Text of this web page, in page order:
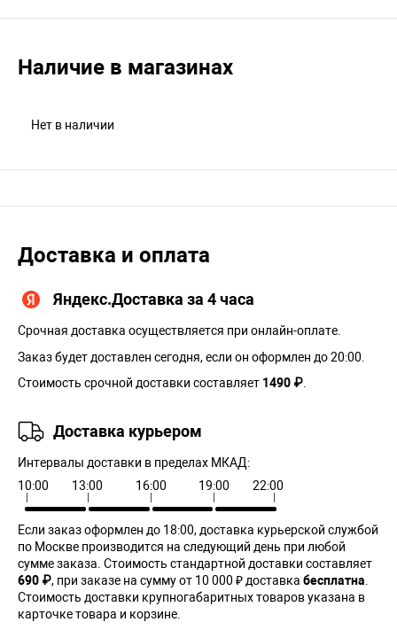
Наличие в магазинах
Нет в наличии
Доставка и оплата
Яндекс.Доставка за 4 часа
Срочная доставка осуществляется при онлайн-оплате.
Заказ будет доставлен сегодня, если он оформлен до 20:00.
Стоимость срочной доставки составляет 1490 ₽
Доставка курьером
Интервалы доставки в пределах МКАД:
10:00
13:00 16:00 19:00 22:00
Если заказ оформлен до 18:00, доставка курьерской службой
по Москве производится на следующий день при любой
сумме заказа. Cтоимость стандартной доставки составляет
690 ₽, при заказе на сумму от 10 000 ₽ доставка бесплатна
Стоимость доставки крупногабаритных товаров указана в
карточке товара и корзине.